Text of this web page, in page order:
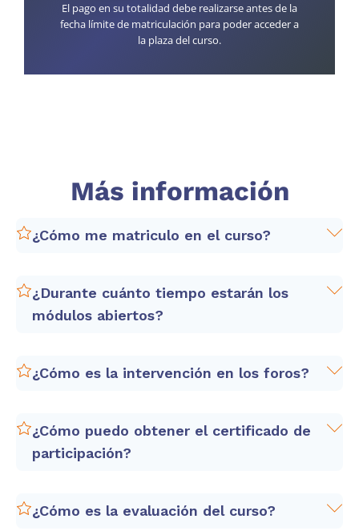
El pago en su totalidad debe realizarse antes de la
fecha límite de matriculación para poder acceder a
la plaza del curso.
Más información
¿Cómo me matriculo en el curso?
registrarte.
formulario. Los detalles de pago también
los recibirás por correo.
info@certificadoele.com.
¿Durante cuánto tiempo estarán los
módulos abiertos?
¿Cómo es la intervención en los foros?
¿Cómo puedo obtener el certificado de
participación?
¿Cómo es la evaluación del curso?